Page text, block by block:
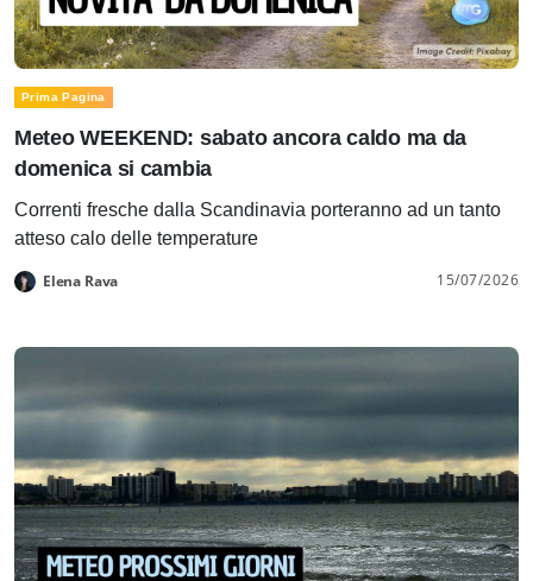
Prima Pagina
Meteo WEEKEND: sabato ancora caldo ma da
domenica si cambia
Correnti fresche dalla Scandinavia porteranno ad un tanto
atteso calo delle temperature
Elena Rava 15/07/2026